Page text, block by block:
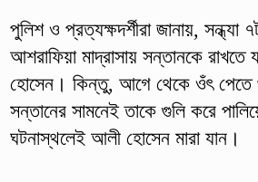
পুলিশ ও প্রত্যক্ষদর্শীরা জানায়, সন্ধ্যা
আশরাফিয়া মাদ্রাসায় সন্তানকে রাখতে
হোসেন। কিন্তু, আগে থেকে ওঁৎ পেতে
সন্তানের সামনেই তাকে গুলি করে
ঘটনাস্থলেই আলী হোসেন মারা যান।